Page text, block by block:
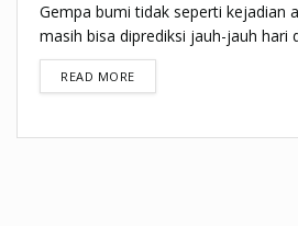
Gempa bumi tidak seperti kejadian
masih bisa diprediksi jauh-jauh hari
READ MOREDETAILS